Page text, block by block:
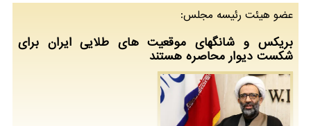
عضو هیئت رئیسه مجلس:
بریکس و شانگهای موقعیت های طلایی ایران برای
شکست دیوار محاصره هستند